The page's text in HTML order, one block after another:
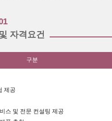
자격요건
구분
제공
스 및 전문 컨설팅 제공